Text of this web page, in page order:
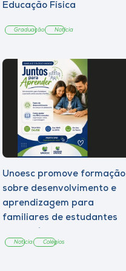
Educação Física
Graduação Notícia
Unoesc promove formação
sobre desenvolvimento e
aprendizagem para
familiares de estudantes
Notícia Colégios